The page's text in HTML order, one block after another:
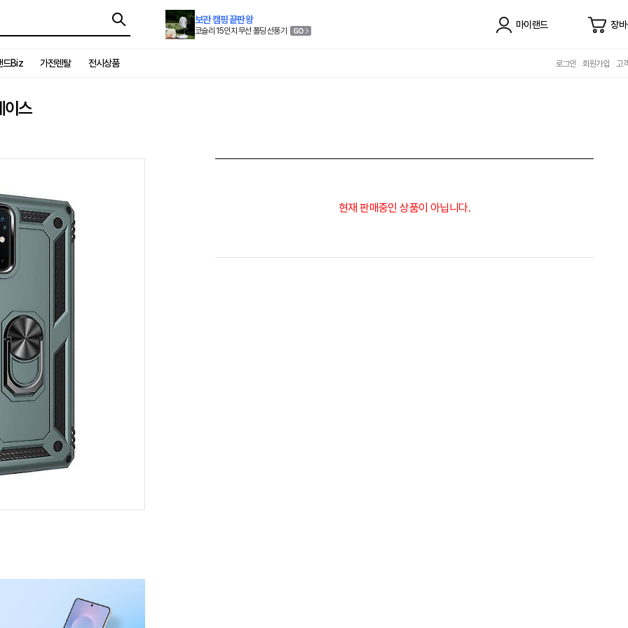
보관 캠핑 끝판왕
코슬리 15인치 무선 폴딩 선풍기
마이랜드 장
드Biz 가전렌탈 전시상품 로그인 회원가입 고
이스
현재 판매중인 상품이 아닙니다.